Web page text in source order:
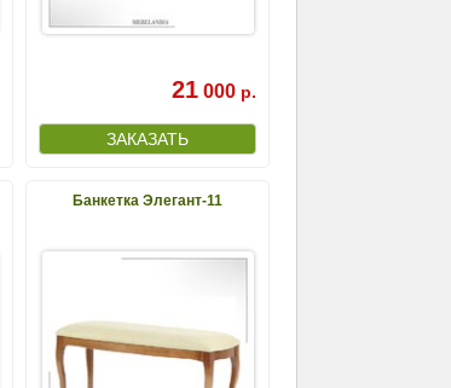
21 000 р.
Банкетка Элегант-11